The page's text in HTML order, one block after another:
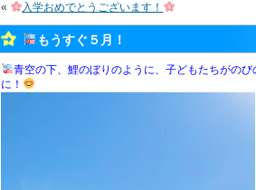
« 入学おめでとうございます！
もうすぐ５月！
青空の下、鯉のぼりのように、子どもたちがの
に！